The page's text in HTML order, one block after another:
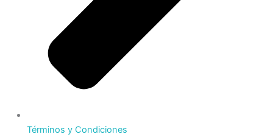
Términos y Condiciones